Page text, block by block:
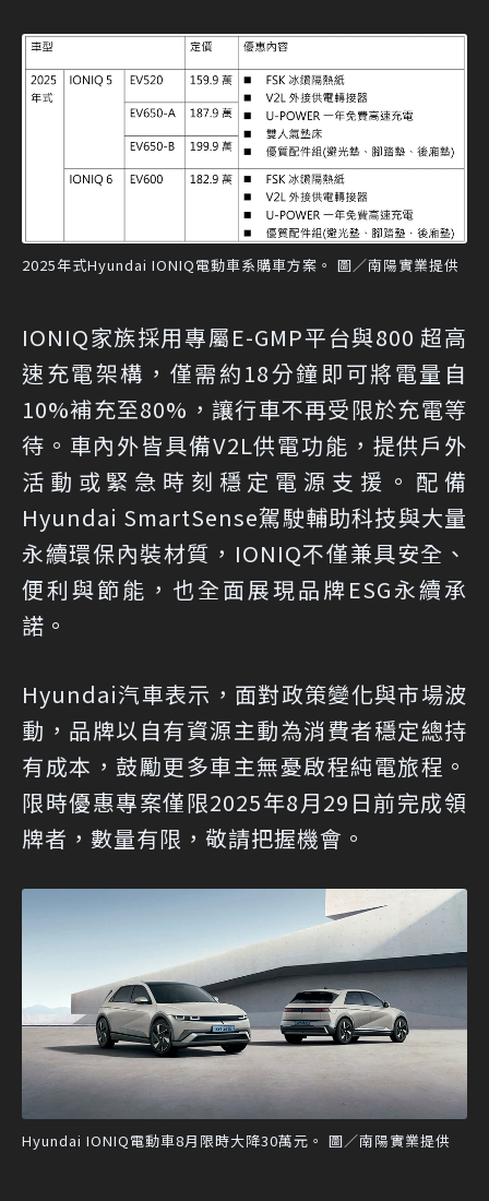
2025年式Hyundai IONIQ電動車系購車方案。 圖／南陽實業提供
IONIQ家族採用專屬E-GMP平台與800 超高
速充電架構，僅需約18分鐘即可將電量自
10%補充至80%，讓行車不再受限於充電等
待。車內外皆具備V2L供電功能，提供戶外
活動或緊急時刻穩定電源支援。配備
Hyundai SmartSense駕駛輔助科技與大量
永續環保內裝材質，IONIQ不僅兼具安全、
便利與節能，也全面展現品牌ESG永續承
諾。
Hyundai汽車表示，面對政策變化與市場波
動，品牌以自有資源主動為消費者穩定總持
有成本，鼓勵更多車主無憂啟程純電旅程。
限時優惠專案僅限2025年8月29日前完成領
牌者，數量有限，敬請把握機會。
Hyundai IONIQ電動車8月限時大降30萬元。 圖／南陽實業提供